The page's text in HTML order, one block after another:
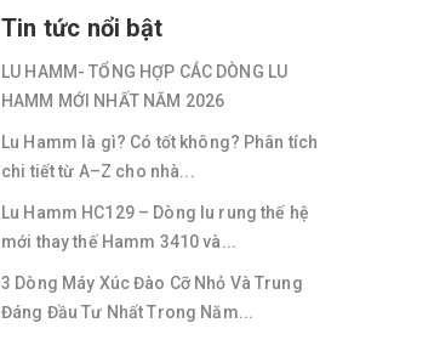
Tin tức nổi bật
LU HAMM- TỔNG HỢP CÁC DÒNG LU
HAMM MỚI NHẤT NĂM 2026
Lu Hamm là gì? Có tốt không? Phân tích
chi tiết từ A–Z cho nhà...
Lu Hamm HC129 – Dòng lu rung thế hệ
mới thay thế Hamm 3410 và...
3 Dòng Máy Xúc Đào Cỡ Nhỏ Và Trung
Đáng Đầu Tư Nhất Trong Năm...